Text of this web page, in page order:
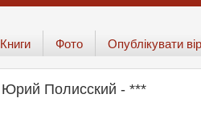
Книги Фото Опублікувати
Юрий Полисский - ***